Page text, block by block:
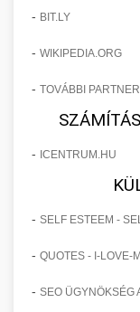
- BIT.LY
- WIKIPEDIA.ORG
- TOVÁBBI
- ICENTRUM.HU
- SELF ESTEEM -
- QUOTES - I-LOVE-
- SEO ÜGYNÖKSÉG